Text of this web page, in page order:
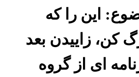
این را که
کن، زاییدن بعد
ای از گروه